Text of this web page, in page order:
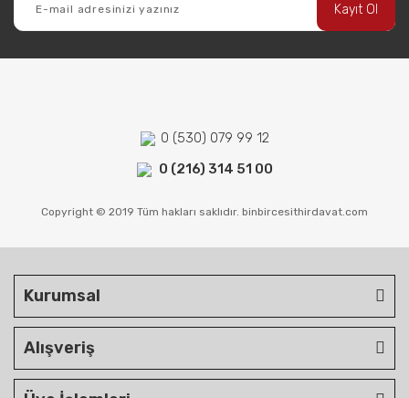
Kayıt Ol
0 (530) 079 99 12
0 (216) 314 51 00
Copyright © 2019 Tüm hakları saklıdır. binbircesithirdavat.com
Kurumsal
Alışveriş